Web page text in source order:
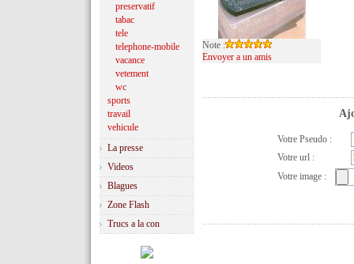
preservatif
tabac
tele
telephone-mobile
vacance
vetement
wc
sports
travail
vehicule
La presse
Videos
Blagues
Zone Flash
Trucs a la con
Note :
Envoyer a un amis
Votre Pseudo :
Votre url :
Votre image :